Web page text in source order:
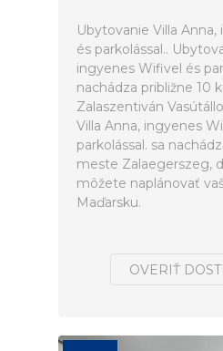
Ubytovanie Villa
és parkolással..
ingyenes Wifivel és
nachádza približne 10
Zalaszentiván
Villa Anna, ingyenes
parkolással. sa
meste Zalaegerszeg,
môžete naplánovať
Maďarsku.
OVERIŤ